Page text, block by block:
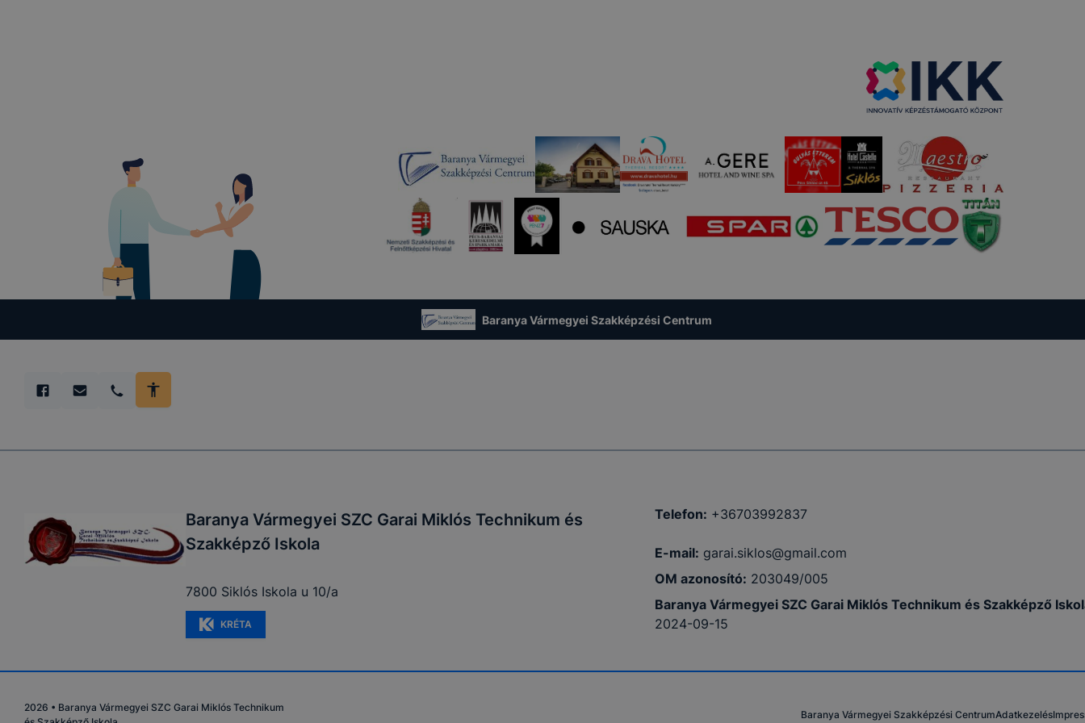
Baranya Vármegyei Szakképzési Centrum
Baranya Vármegyei SZC Garai Miklós Technikum és
Szakképző Iskola
7800 Siklós Iskola u 10/a
KRÉTA
Telefon: +36703992837
E-mail: garai.siklos@gmail.com
OM azonosító: 203049/005
Baranya Vármegyei SZC Garai Miklós Technikum és Szakképző
2024-09-15
2026 • Baranya Vármegyei SZC Garai Miklós Technikum
Baranya Vármegyei Szakképzési CentrumAdatkezelés